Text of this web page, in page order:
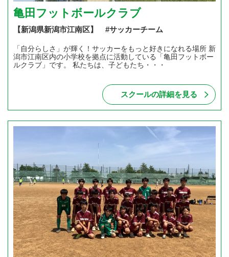
亀田フットボールクラブ
【新潟県新潟市江南区】 #サッカーチーム
「自分らしさ」が輝く！サッカーをもっと好きになれる場所 新
潟市江南区内の小学校を拠点に活動している「亀田フットボー
ルクラブ」です。 私たちは、子どもたち・・・
スクールの詳細を見る